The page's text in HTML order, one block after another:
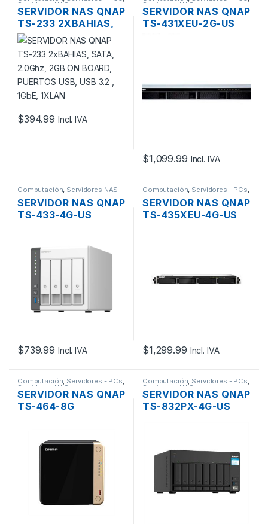
Servidores NAS
SERVIDOR NAS QNAP
TS-233 2XBAHIAS,
SATA, 2.0GHZ, 2GB
ON BOARD, PUERTOS
USB, USB 3.2 , 1GBE,
1XLAN
$394.99 Incl. IVA
Servidores NAS
SERVIDOR NAS QNAP
TS-431XEU-2G-US
10GIGABIT SFP+
RACK
$1,099.99 Incl. IVA
Computación, Servidores NAS
SERVIDOR NAS QNAP
TS-433-4G-US
4GB ON BOARD,
PUERTOS USB, USB
3.2 , 2.5GBE
$739.99 Incl. IVA
Computación, Servidores - PCs,
Servidores NAS
SERVIDOR NAS QNAP
TS-435XEU-4G-US
10GIGABIT SFP+
RACK
$1,299.99 Incl. IVA
Computación, Servidores - PCs,
Servidores NAS
SERVIDOR NAS QNAP
TS-464-8G
2.9GHZ, 8GB RAM
DDR4, 2XM.2 NVME,
PUERTOS USB 3.2,
Computación, Servidores - PCs,
Servidores NAS
SERVIDOR NAS QNAP
TS-832PX-4G-US
PUERTOS USB 3.2, 2
PUERTOS 2.5GBE + 2
10GIGABIT SFP+,
TORRE